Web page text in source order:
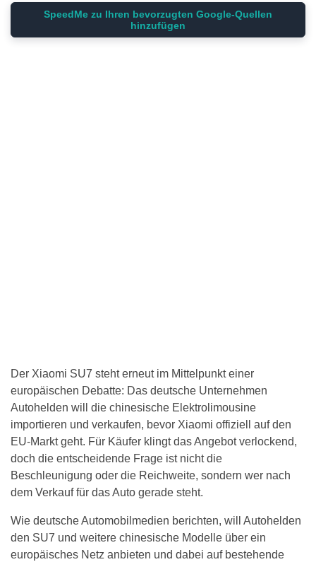
SpeedMe zu Ihren bevorzugten Google-Quellen
hinzufügen
Der Xiaomi SU7 steht erneut im Mittelpunkt einer
europäischen Debatte: Das deutsche Unternehmen
Autohelden will die chinesische Elektrolimousine
importieren und verkaufen, bevor Xiaomi offiziell auf den
EU-Markt geht. Für Käufer klingt das Angebot verlockend,
doch die entscheidende Frage ist nicht die
Beschleunigung oder die Reichweite, sondern wer nach
dem Verkauf für das Auto gerade steht.
Wie deutsche Automobilmedien berichten, will Autohelden
den SU7 und weitere chinesische Modelle über ein
europäisches Netz anbieten und dabei auf bestehende